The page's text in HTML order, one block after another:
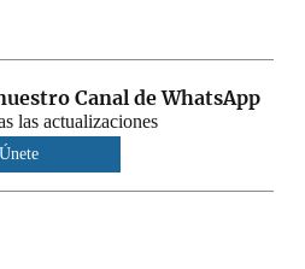
Canal de WhatsApp
las actualizaciones
Únete